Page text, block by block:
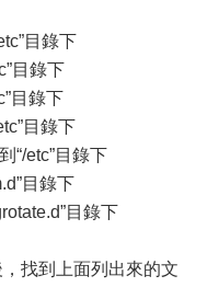
目錄下
目錄下
錄下
目錄下
etc”目錄下
目錄下
目錄下
到上面列出來的文